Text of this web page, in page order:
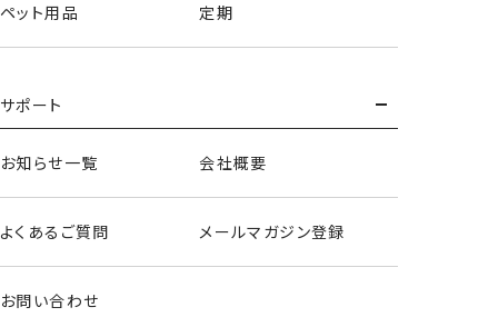
ペット用品 定期
サポート
お知らせ一覧 会社概要
よくあるご質問 メールマガジン登録
お問い合わせ